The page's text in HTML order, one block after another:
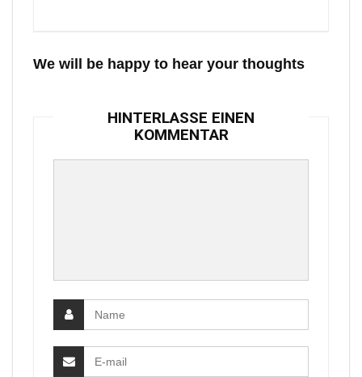
We will be happy to hear your thoughts
HINTERLASSE EINEN
KOMMENTAR